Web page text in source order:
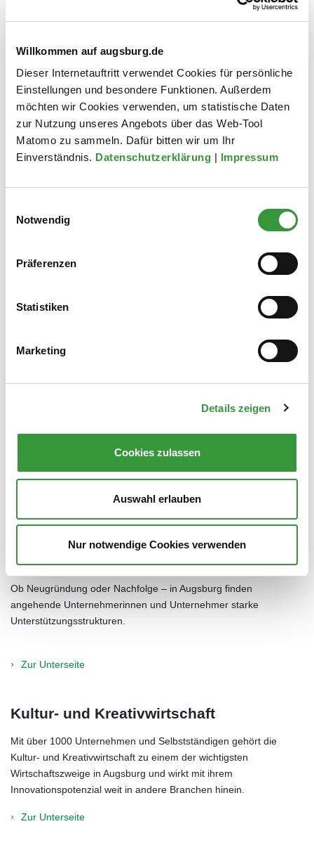
Willkommen auf augsburg.de
Dieser Internetauftritt verwendet Cookies für persönliche
Einstellungen und besondere Funktionen. Außerdem
möchten wir Cookies verwenden, um statistische Daten
zur Nutzung unseres Angebots über das Web-Tool
Matomo zu sammeln. Dafür bitten wir um Ihr
Einverständnis. Datenschutzerklärung | Impressum
Notwendig
Präferenzen
Statistiken
Marketing
Details zeigen
Cookies zulassen
Auswahl erlauben
Nur notwendige Cookies verwenden
Zur Unterseite
Standortberatung
Für den Erfolg eines Unternehmens ist nicht zuletzt der richtige
Standort entscheidend. Die Rahmenbedingungen müssen
stimmen, die Mitarbeiter sollen sich wohlfühlen, neue Arbeitskräfte
sollen gut ausgebildet und vor allem schnell verfügbar sein.
Gewerbegebiete
Viel Platz für willkommene Unternehmen. Augsburg hat derzeit ca.
780 ha Gewerbegebiete und ca. 270 ha Industriegebiete im
Zur Unterseite
Einzelhandel, Innenstadt und
Die Wirtschaftsförderung setzt sich für ein attraktives
Einzelhandels-, Dienstleistungs- und Gastronomieangebot in der
Innenstadt und in den Stadtteilen ein.
Gründen & Unternehmensnachfolge
Ob Neugründung oder Nachfolge – in Augsburg finden
angehende Unternehmerinnen und Unternehmer starke
Unterstützungsstrukturen.
Zur Unterseite
Kultur- und Kreativwirtschaft
Mit über 1000 Unternehmen und Selbstständigen gehört die
Kultur- und Kreativwirtschaft zu einem der wichtigsten
Wirtschaftszweige in Augsburg und wirkt mit ihrem
Innovationspotenzial weit in andere Branchen hinein.
Zur Unterseite